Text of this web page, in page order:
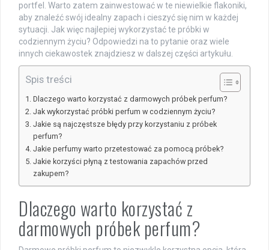
portfel. Warto zatem zainwestować w te niewielkie flakoniki,
aby znaleźć swój idealny zapach i cieszyć się nim w każdej
sytuacji. Jak więc najlepiej wykorzystać te próbki w
codziennym życiu? Odpowiedzi na to pytanie oraz wiele
innych ciekawostek znajdziesz w dalszej części artykułu.
Spis treści
Dlaczego warto korzystać z darmowych próbek perfum?
Jak wykorzystać próbki perfum w codziennym życiu?
Jakie są najczęstsze błędy przy korzystaniu z próbek
perfum?
Jakie perfumy warto przetestować za pomocą próbek?
Jakie korzyści płyną z testowania zapachów przed
zakupem?
Dlaczego warto korzystać z
darmowych próbek perfum?